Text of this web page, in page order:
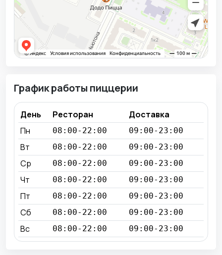
График работы пиццерии
День Ресторан
Доставка
Пн
08:00-22:00 09:00-23:00
Вт 08:00-22:00 09:00-23:00
Ср 08:00-22:00 09:00-23:00
Чт 08:00-22:00 09:00-23:00
Пт 08:00-22:00 09:00-23:00
Сб 08:00-22:00 09:00-23:00
Вс 08:00-22:00 09:00-23:00